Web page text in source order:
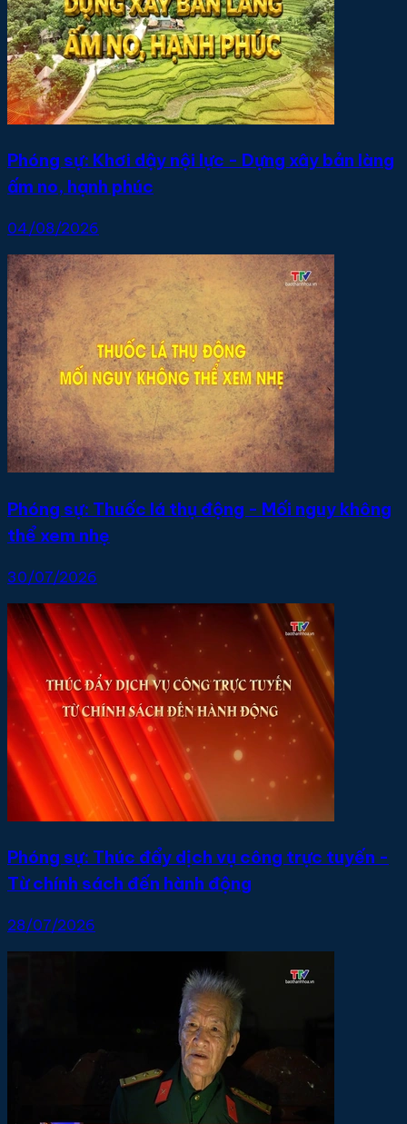
Phóng sự: Khơi dậy nội lực - Dựng xây bản làng
ấm no, hạnh phúc
04/08/2026
Phóng sự: Thuốc lá thụ động - Mối nguy không
thể xem nhẹ
30/07/2026
Phóng sự: Thúc đẩy dịch vụ công trực tuyến -
Từ chính sách đến hành động
28/07/2026